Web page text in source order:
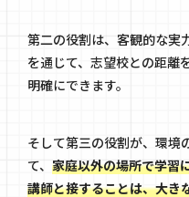
第二の役割は、客観的な実
を通じて、志望校との距離
明確にできます。
そして第三の役割が、環境
て、 家庭以外の場所で学習
講師と接することは、大き